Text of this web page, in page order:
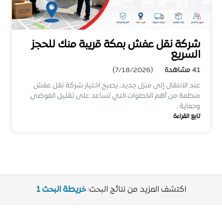
شركة نقل عفش بمكة قريبة منك للحجز
السريع
41 مشاهدة
(7/18/2026)
عند الانتقال إلى منزل جديد، يصبح اختيار شركة نقل عفش
منظمة من أهم الخطوات التي تساعد على تقليل الفوضى
وحماية…
تابع القراءة
اكتشف المزيد من نتائج البحث:خريطة البحث 1